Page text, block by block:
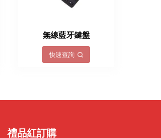
無線藍牙鍵盤
快速查詢
禮品紅訂購